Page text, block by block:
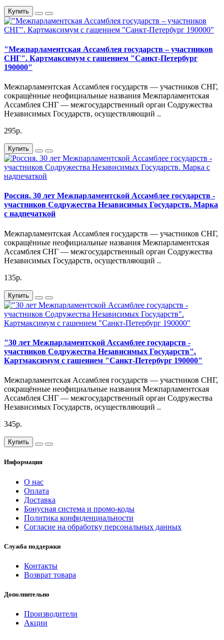
Купить
"Межпарламентская Ассамблея государств – участников
СНГ". Картмаксимум с гашением "Санкт-Петербург
190000"
Межпарламентская Ассамблея государств — участников СНГ,
сокращённые неофициальные названия Межпарламентская
Ассамблея СНГ — межгосударственный орган Содружества
Независимых Государств, осуществляющий ..
295р.
Купить
Россия. 30 лет Межпарламентской Ассамблее государств -
участников Содружества Независимых Государств. Марка
с надпечаткой
Межпарламентская Ассамблея государств — участников СНГ,
сокращённые неофициальные названия Межпарламентская
Ассамблея СНГ — межгосударственный орган Содружества
Независимых Государств, осуществляющий ..
135р.
Купить
"30 лет Межпарламентской Ассамблее государств -
участников Содружества Независимых Государств".
Картмаксимум с гашением "Санкт-Петербург 190000"
Межпарламентская Ассамблея государств — участников СНГ,
сокращённые неофициальные названия Межпарламентская
Ассамблея СНГ — межгосударственный орган Содружества
Независимых Государств, осуществляющий ..
345р.
Купить
Информация
О нас
Оплата
Доставка
Бонусная система и промо-коды
Политика конфиденциальности
Согласие на обработку персональных данных
Служба поддержки
Контакты
Возврат товара
Дополнительно
Производители
Акции